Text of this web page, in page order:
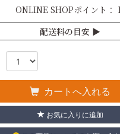
ONLINE SHOPポイント：
配送料の目安 ▶︎
カートへ入れる
お気に入りに追加